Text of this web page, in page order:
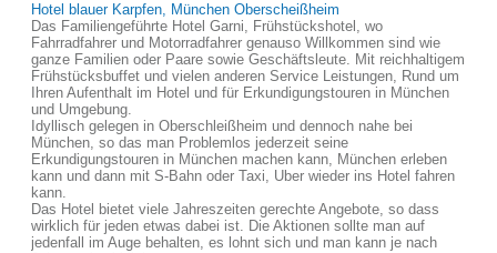
Hotel blauer Karpfen, München Oberscheißheim
Das Familiengeführte Hotel Garni, Frühstückshotel, wo
Fahrradfahrer und Motorradfahrer genauso Willkommen sind wie
ganze Familien oder Paare sowie Geschäftsleute. Mit reichhaltigem
Frühstücksbuffet und vielen anderen Service Leistungen, Rund um
Ihren Aufenthalt im Hotel und für Erkundigungstouren in München
und Umgebung.
Idyllisch gelegen in Oberschleißheim und dennoch nahe bei
München, so das man Problemlos jederzeit seine
Erkundigungstouren in München machen kann, München erleben
kann und dann mit S-Bahn oder Taxi, Uber wieder ins Hotel fahren
kann.
Das Hotel bietet viele Jahreszeiten gerechte Angebote, so dass
wirklich für jeden etwas dabei ist. Die Aktionen sollte man auf
jedenfall im Auge behalten, es lohnt sich und man kann je nach